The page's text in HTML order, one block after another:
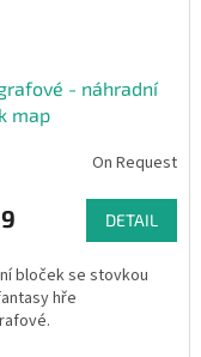
- náhradní
map
On Request
DETAIL
bloček se stovkou
hře